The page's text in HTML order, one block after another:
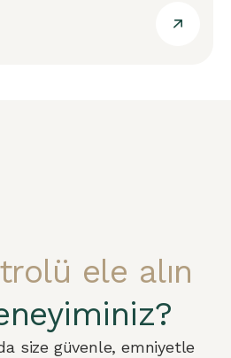
ele alın
size güvenle, emniyetle